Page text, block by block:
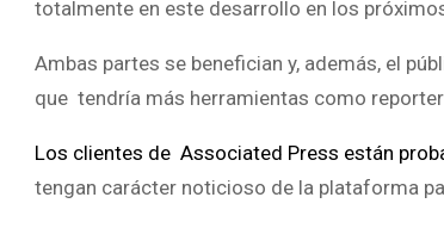
totalmente en este desarrollo en los
Ambas partes se benefician y, además, el
que tendría más herramientas como
Los clientes de Associated Press están
tengan carácter noticioso de la plataforma